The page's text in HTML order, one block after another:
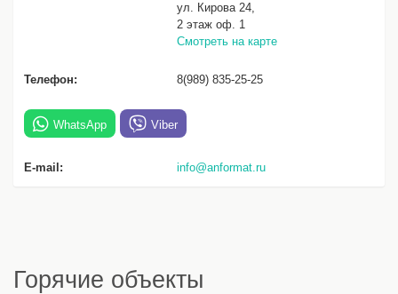
ул. Кирова 24,
2 этаж оф. 1
Смотреть на карте
Телефон: 8(989) 835-25-25
WhatsApp Viber
E-mail: info@anformat.ru
Горячие объекты